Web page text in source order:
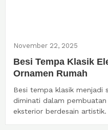
November 22, 2025
Besi Tempa Klasik
Ornamen Rumah
Besi tempa klasik menjadi
diminati dalam
eksterior berdesain artistik.